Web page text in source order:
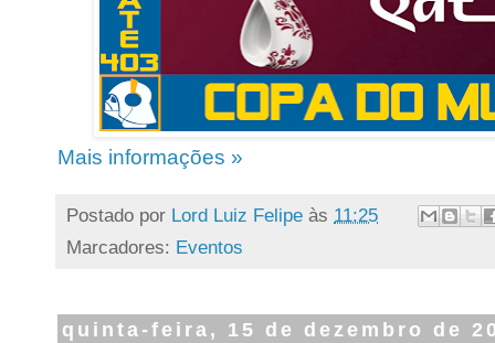
Mais informações »
Postado por Lord Luiz Felipe às 11:25
Marcadores: Eventos
quinta-feira, 15 de dezembro de